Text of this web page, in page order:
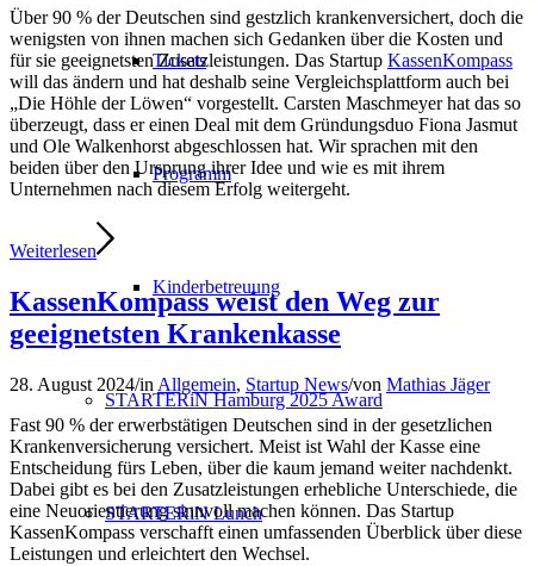
Tickets
Programm
Kinderbetreuung
STARTERiN Hamburg 2025 Award
STARTERiN Lunch
Über 90 % der Deutschen sind gestzlich krankenversichert, doch die
wenigsten von ihnen machen sich Gedanken über die Kosten und
für sie geeignetsten Zusatzleistungen. Das Startup KassenKompass
will das ändern und hat deshalb seine Vergleichsplattform auch bei
„Die Höhle der Löwen“ vorgestellt. Carsten Maschmeyer hat das so
überzeugt, dass er einen Deal mit dem Gründungsduo Fiona Jasmut
und Ole Walkenhorst abgeschlossen hat. Wir sprachen mit den
beiden über den Ursprung ihrer Idee und wie es mit ihrem
Unternehmen nach diesem Erfolg weitergeht.
Weiterlesen
KassenKompass weist den Weg zur
geeignetsten Krankenkasse
28. August 2024/in Allgemein, Startup News/von Mathias Jäger
Fast 90 % der erwerbstätigen Deutschen sind in der gesetzlichen
Krankenversicherung versichert. Meist ist Wahl der Kasse eine
Entscheidung fürs Leben, über die kaum jemand weiter nachdenkt.
Dabei gibt es bei den Zusatzleistungen erhebliche Unterschiede, die
eine Neuorientierung sinnvoll machen können. Das Startup
KassenKompass verschafft einen umfassenden Überblick über diese
Leistungen und erleichtert den Wechsel.